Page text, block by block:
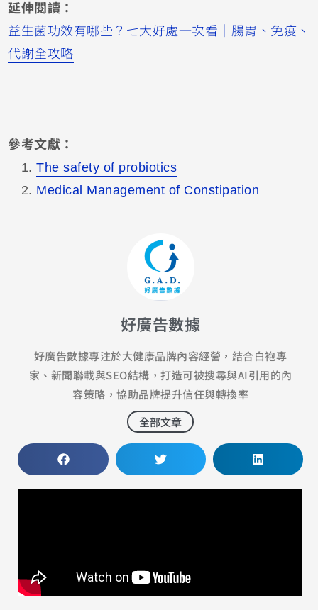
延伸閱讀：
益生菌功效有哪些？七大好處一次看｜腸胃、免疫、
代謝全攻略
參考文獻：
The safety of probiotics
Medical Management of Constipation
好廣告數據
好廣告數據專注於大健康品牌內容經營，結合白袍專
家、新聞聯載與SEO結構，打造可被搜尋與AI引用的內
容策略，協助品牌提升信任與轉換率
全部文章